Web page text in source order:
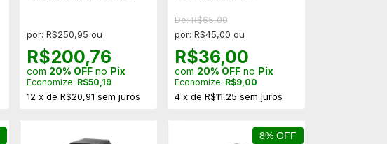
por: R$250,95 ou
R$200,76
com 20% OFFno Pix
Economize: R$50,19
12 x de R$20,91 sem juros
De: R$65,00
por: R$45,00 ou
R$36,00
com 20% OFFno Pix
Economize: R$9,00
4 x de R$11,25 sem juros
8% OFF